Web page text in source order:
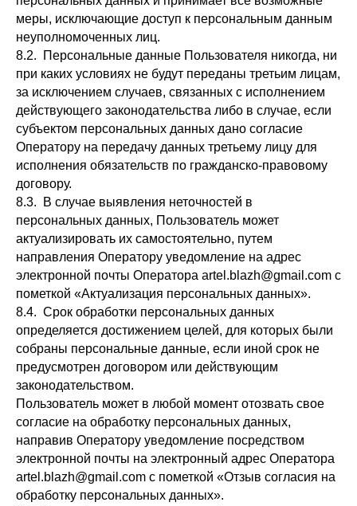
меры, исключающие доступ к персональным данным
неуполномоченных лиц.
8.2. Персональные данные Пользователя никогда, ни
при каких условиях не будут переданы третьим лицам,
за исключением случаев, связанных с исполнением
действующего законодательства либо в случае, если
субъектом персональных данных дано согласие
Оператору на передачу данных третьему лицу для
исполнения обязательств по гражданско-правовому
договору.
8.3. В случае выявления неточностей в
персональных данных, Пользователь может
актуализировать их самостоятельно, путем
направления Оператору уведомление на адрес
электронной почты Оператора artel.blazh@gmail.com с
пометкой «Актуализация персональных данных».
8.4. Срок обработки персональных данных
определяется достижением целей, для которых были
собраны персональные данные, если иной срок не
предусмотрен договором или действующим
законодательством.
Пользователь может в любой момент отозвать свое
согласие на обработку персональных данных,
направив Оператору уведомление посредством
электронной почты на электронный адрес Оператора
artel.blazh@gmail.com с пометкой «Отзыв согласия на
обработку персональных данных».